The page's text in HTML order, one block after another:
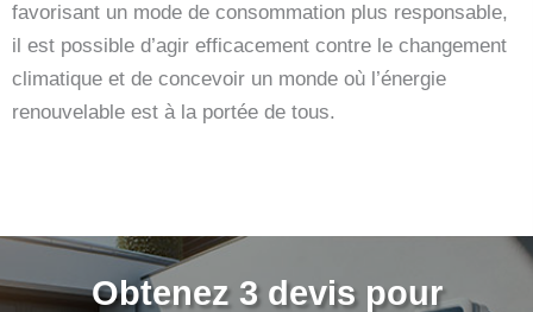
favorisant un mode de consommation plus responsable,
il est possible d’agir efficacement contre le changement
climatique et de concevoir un monde où l’énergie
renouvelable est à la portée de tous.
Obtenez 3 devis pour